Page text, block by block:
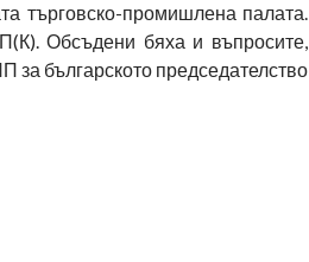
търговско-промишлена палата.
Обсъдени бяха и въпросите,
за българското председателство